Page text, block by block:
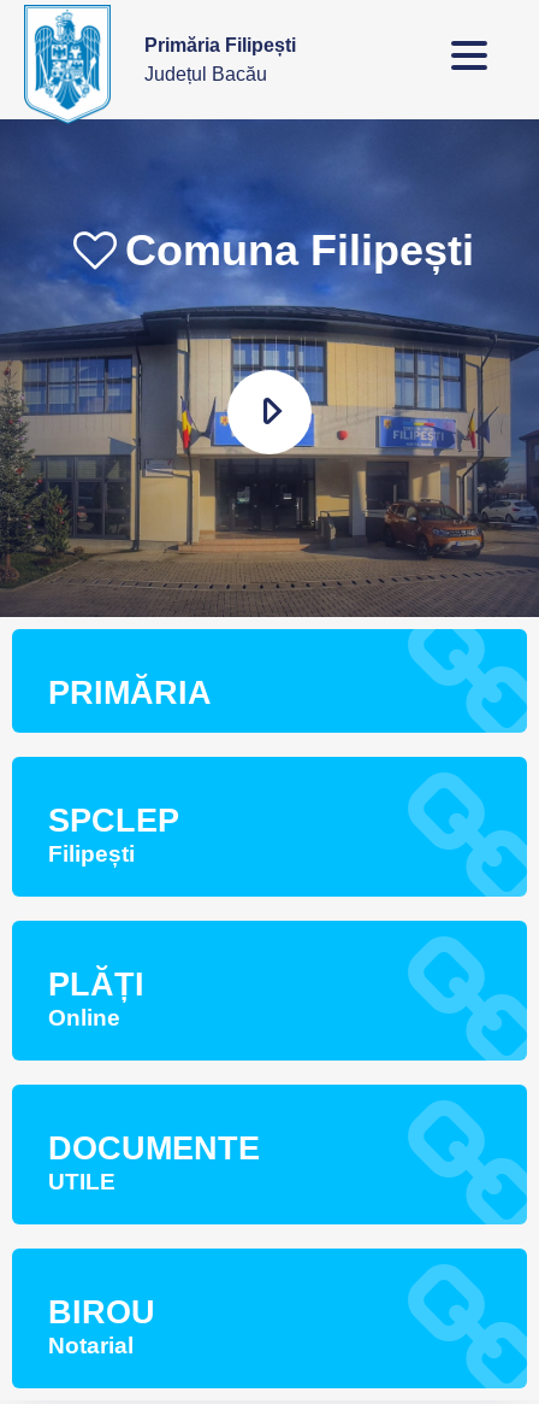
Primăria Filipești
Județul Bacău
Comuna Filipești
PRIMĂRIA
SPCLEP
Filipești
PLĂȚI
Online
DOCUMENTE
UTILE
BIROU
Notarial